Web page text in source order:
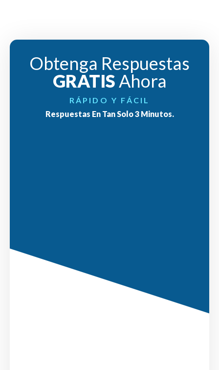
Obtenga Respuestas
GRATISAhora
RÁPIDO Y FÁCIL
Respuestas En Tan Solo 3 Minutos.